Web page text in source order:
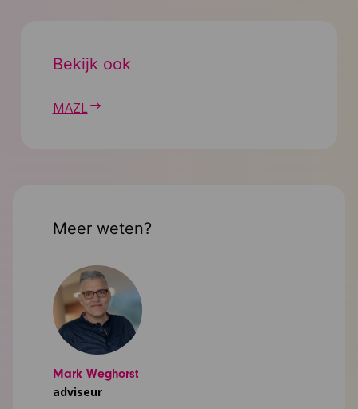
Bekijk ook
MAZL
Meer weten?
Mark Weghorst
adviseur